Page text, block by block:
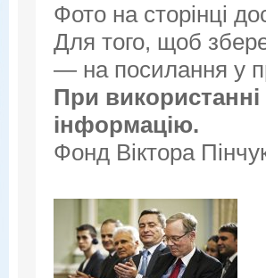
Фото на сторінці
Для того, щоб
— на посилання у
При
інформацію.
Фонд Віктора